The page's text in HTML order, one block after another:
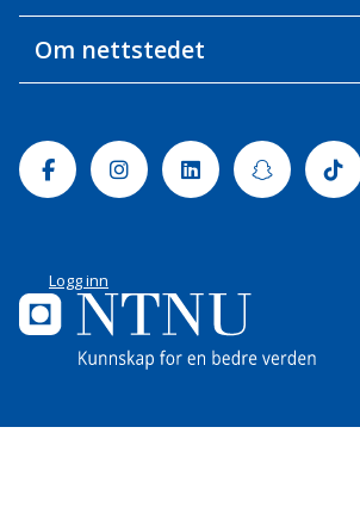
Om nettstedet
FacebookInstagramLinkedin
Logg inn